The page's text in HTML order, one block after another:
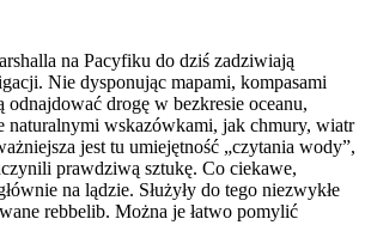
na Pacyfiku do dziś zadziwiają
Nie dysponując mapami, kompasami
odnajdować drogę w bezkresie oceanu,
naturalnymi wskazówkami, jak chmury, wiatr
jest tu umiejętność „czytania wody”,
prawdziwą sztukę. Co ciekawe,
na lądzie. Służyły do tego niezwykłe
rebbelib. Można je łatwo pomylić